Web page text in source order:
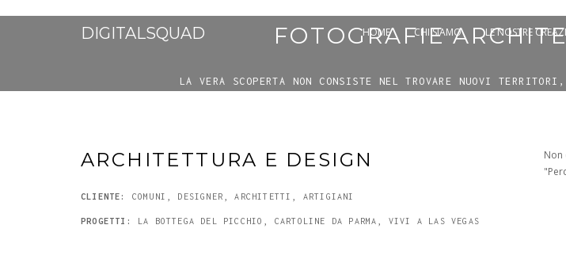
DIGITALSQUAD HOME CHI SIAMO LE NOSTRE
FOTOGRAFIE
LA VERA SCOPERTA NON CONSISTE NEL TROVARE NUOVI
ARCHITETTURA E DESIGN
CLIENTE: COMUNI, DESIGNER, ARCHITETTI, ARTIGIANI
PROGETTI: LA BOTTEGA DEL PICCHIO, CARTOLINE DA PARMA, VIVI A LAS VEGAS
Non